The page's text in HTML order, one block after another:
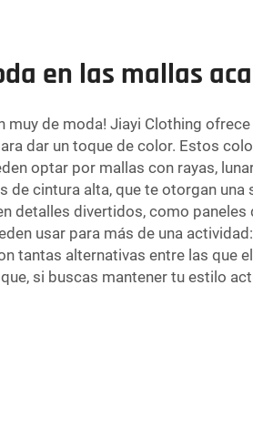
en las mallas
de moda! Jiayi Clothing
dar un toque de color. Estos
optar por mallas con rayas,
cintura alta, que te otorgan
detalles divertidos, como
usar para más de una
tantas alternativas entre las
si buscas mantener tu estilo